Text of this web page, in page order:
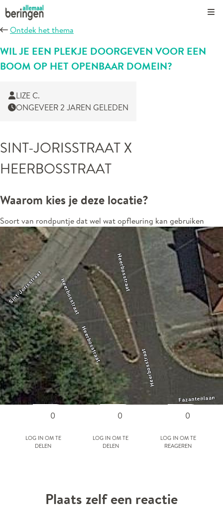
Ontdek het thema
WIL JE EEN PLEKJE DOORGEVEN VOOR EEN
BOOM OP HET OPENBAAR DOMEIN?
LIZE C.
ONGEVEER 2 JAREN GELEDEN
SINT-JORISSTRAAT X
HEERBOSSTRAAT
Waarom kies je deze locatie?
Soort van rondpuntje dat wel wat opfleuring kan gebruiken
0
Log in om te
delen
0
Log in om te
delen
0
Log in om te
reageren
Plaats zelf een reactie